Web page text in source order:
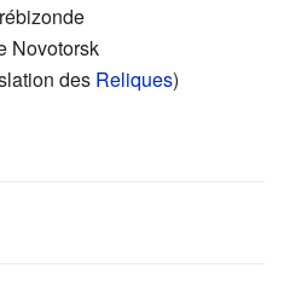
Novotorsk
des Reliques)